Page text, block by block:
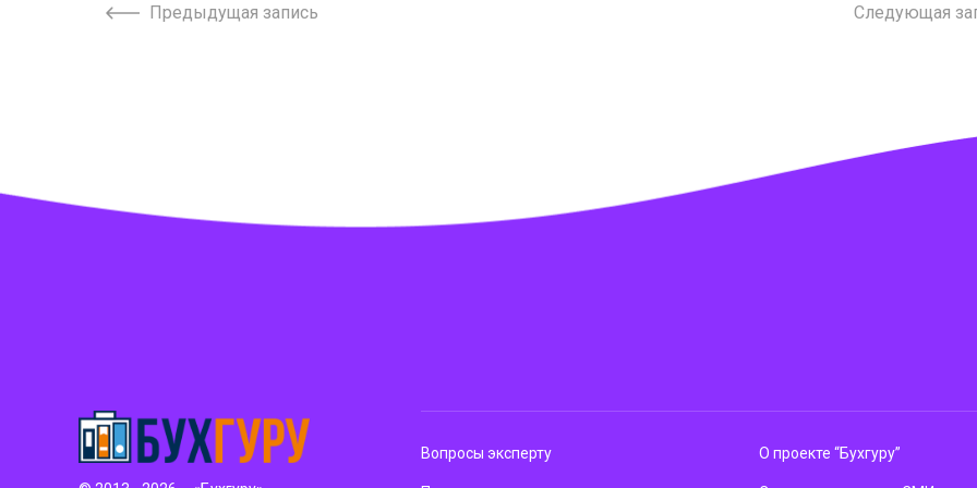
Предыдущая запись Следующая
Вопросы эксперту О проекте “Бухгуру”